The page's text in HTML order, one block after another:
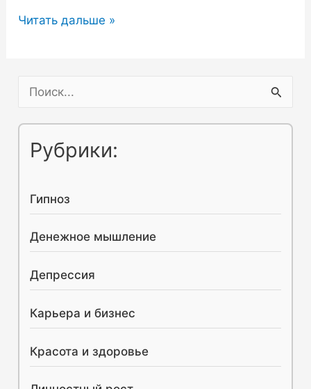
Что
наука
психология,
что
для
чего
используется?
Читать дальше »
Рубрики:
Гипноз
Денежное мышление
Депрессия
Карьера и бизнес
Красота и здоровье